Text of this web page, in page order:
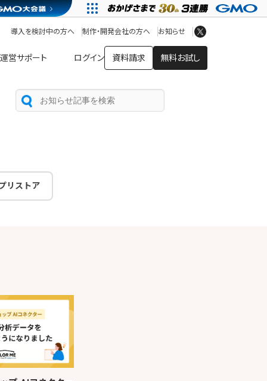
運営サポート ログイン 資料請求 無料お試し
導入を検討中の方へ 制作・開発会社の方へ お知らせ
アプリストア
ヘルプを見る
ヘルプセンター
リストア